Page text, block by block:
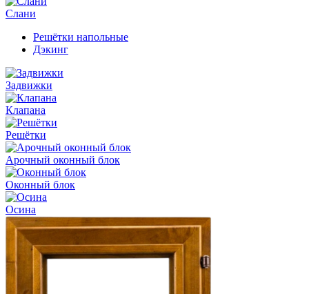
Слани
Решётки напольные
Дэкинг
Задвижки
Клапана
Решётки
Арочный оконный блок
Оконный блок
Осина